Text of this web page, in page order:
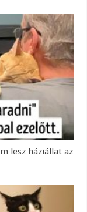
lesz háziállat az